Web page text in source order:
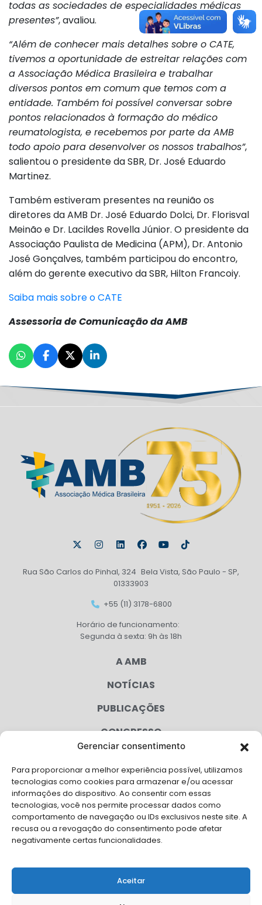
Gerenciar consentimento
Para proporcionar a melhor experiência possível, utilizamos
tecnologias como cookies para armazenar e/ou acessar
informações do dispositivo. Ao consentir com essas
tecnologias, você nos permite processar dados como
comportamento de navegação ou IDs exclusivos neste site. A
recusa ou a revogação do consentimento pode afetar
negativamente certas funcionalidades.
Aceitar
todas as sociedades de especialidades médicas
presentes”, avaliou.
“Além de conhecer mais detalhes sobre o CATE,
tivemos a oportunidade de estreitar relações com
a Associação Médica Brasileira e trabalhar
diversos pontos em comum que temos com a
entidade. Também foi possível conversar sobre
pontos relacionados à formação do médico
reumatologista, e recebemos por parte da AMB
todo apoio para desenvolver os nossos trabalhos”,
salientou o presidente da SBR, Dr. José Eduardo
Martinez.
Também estiveram presentes na reunião os
diretores da AMB Dr. José Eduardo Dolci, Dr. Florisval
Meinão e Dr. Lacildes Rovella Júnior. O presidente da
Associação Paulista de Medicina (APM), Dr. Antonio
José Gonçalves, também participou do encontro,
além do gerente executivo da SBR, Hilton Francoiy.
Saiba mais sobre o CATE
Assessoria de Comunicação da AMB
Rua São Carlos do Pinhal, 324 Bela Vista, São Paulo - SP,
01333903
+55 (11) 3178-6800
Horário de funcionamento:
Segunda à sexta: 9h às 18h
A AMB
NOTÍCIAS
PUBLICAÇÕES
CONGRESSO
CAMPANHAS
SERVIÇOS
FILIADAS
FALE CONOSCO
Solicite Apoio Institucional da AMB para o seu evento